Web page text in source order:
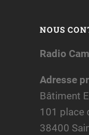
NOUS
Radio
Adresse
Bâtiment
101 place
38400